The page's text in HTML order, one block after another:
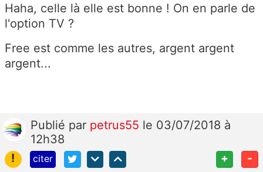
Haha, celle là elle est bonne ! On en parle de
l'option TV ?
Free est comme les autres, argent argent
argent...
Publié par petrus55 le 03/07/2018 à
12h38
!
citer + -